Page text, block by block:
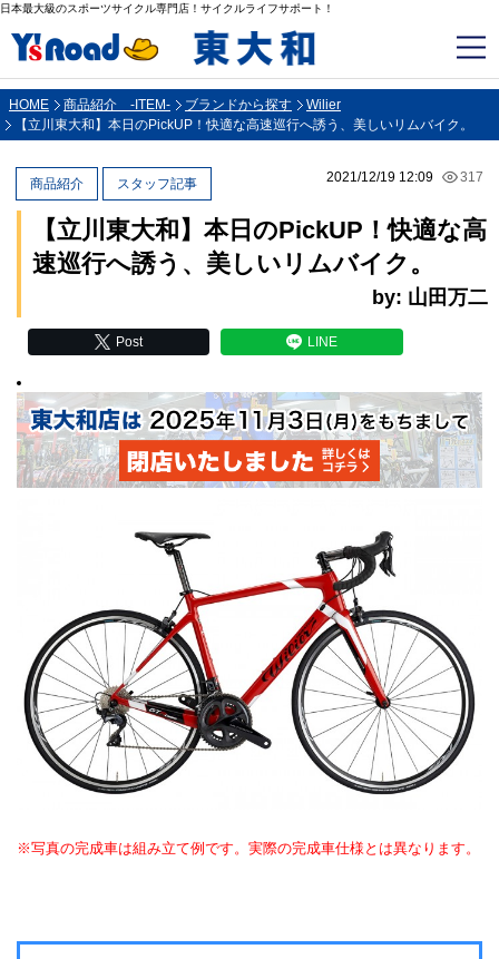
日本最大級のスポーツサイクル専門店！サイクルライフサポート！
HOME 商品紹介 -ITEM- ブランドから探す
Wilier
【立川東大和】本日のPickUP！快適な高速巡行へ誘う、美しいリムバイク。
2021/12/19 12:09 317
商品紹介 スタッフ記事
【立川東大和】本日のPickUP！快適な高
速巡行へ誘う、美しいリムバイク。
by: 山田万二
Post LINE
※写真の完成車は組み立て例です。実際の完成車仕様とは異なります。